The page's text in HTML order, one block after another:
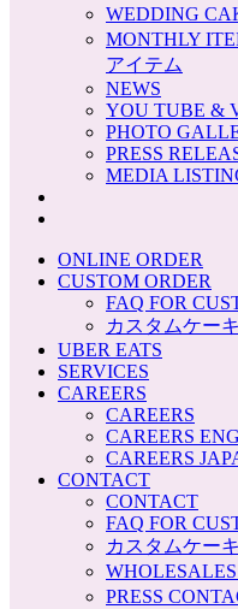
WEDDING
MONTHLY
アイテム
NEWS
YOU TUBE &
PHOTO
PRESS
MEDIA
ONLINE ORDER
CUSTOM ORDER
FAQ FOR
カスタムケー
UBER EATS
SERVICES
CAREERS
CAREERS
CAREERS
CAREERS
CONTACT
CONTACT
FAQ FOR
カスタムケー
PRESS